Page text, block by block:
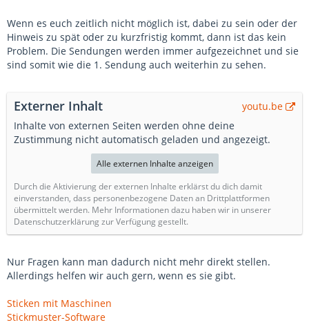
Wenn es euch zeitlich nicht möglich ist, dabei zu sein oder der
Hinweis zu spät oder zu kurzfristig kommt, dann ist das kein
Problem. Die Sendungen werden immer aufgezeichnet und sie
sind somit wie die 1. Sendung auch weiterhin zu sehen.
Externer Inhalt
youtu.be
Inhalte von externen Seiten werden ohne deine
Zustimmung nicht automatisch geladen und angezeigt.
Alle externen Inhalte anzeigen
Durch die Aktivierung der externen Inhalte erklärst du dich damit
einverstanden, dass personenbezogene Daten an Drittplattformen
übermittelt werden. Mehr Informationen dazu haben wir in unserer
Datenschutzerklärung zur Verfügung gestellt.
Nur Fragen kann man dadurch nicht mehr direkt stellen.
Allerdings helfen wir auch gern, wenn es sie gibt.
Sticken mit Maschinen
Stickmuster-Software